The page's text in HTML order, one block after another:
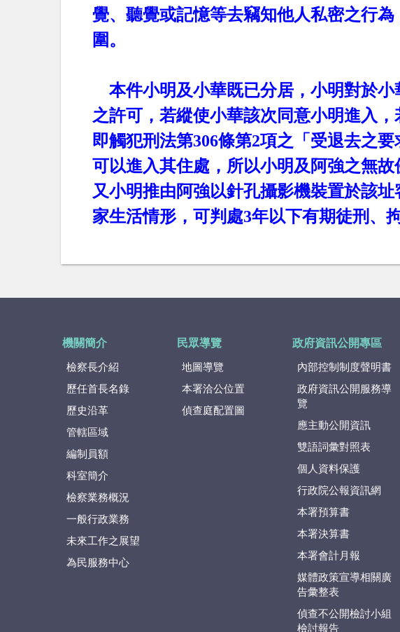
覺、聽覺或記憶等去竊知他人私密之行
圍。
本件小明及小華既已分居，小明對於
之許可，若縱使小華該次同意小明進入
即觸犯刑法第306條第2項之「受退去之
可以進入其住處，所以小明及阿強之無
又小明推由阿強以針孔攝影機裝置於該
家生活情形，可判處3年以下有期徒刑、
機關簡介
檢察長介紹
歷任首長名錄
歷史沿革
管轄區域
編制員額
科室簡介
檢察業務概況
一般行政業務
未來工作之展望
為民服務中心
民眾導覽
地圖導覽
本署洽公位置
偵查庭配置圖
政府資訊公開專區
內部控制制度聲明書
政府資訊公開服務導
覽
應主動公開資訊
雙語詞彙對照表
個人資料保護
行政院公報資訊網
本署預算書
本署決算書
本署會計月報
媒體政策宣導相關廣
告彙整表
偵查不公開檢討小組
檢討報告